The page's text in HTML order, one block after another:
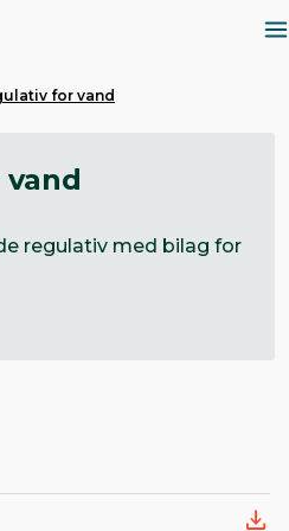
for vand
regulativ med bilag for
